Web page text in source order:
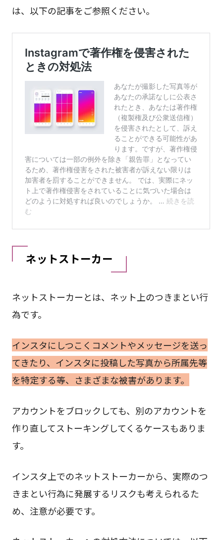
は、以下の記事をご参照ください。
ネットストーカー
ネットストーカーとは、ネット上のつきまとい行
為です。
インスタにしつこくコメントやメッセージを送っ
てきたり、インスタに投稿した写真から所属先等
を特定する等、さまざまな被害があります。
アカウントをブロックしても、別のアカウントを
作り直してストーキングしてくるケースもありま
す。
インスタ上でのネットストーカーから、実際のつ
きまとい行為に発展するリスクも考えられるた
め、注意が必要です。